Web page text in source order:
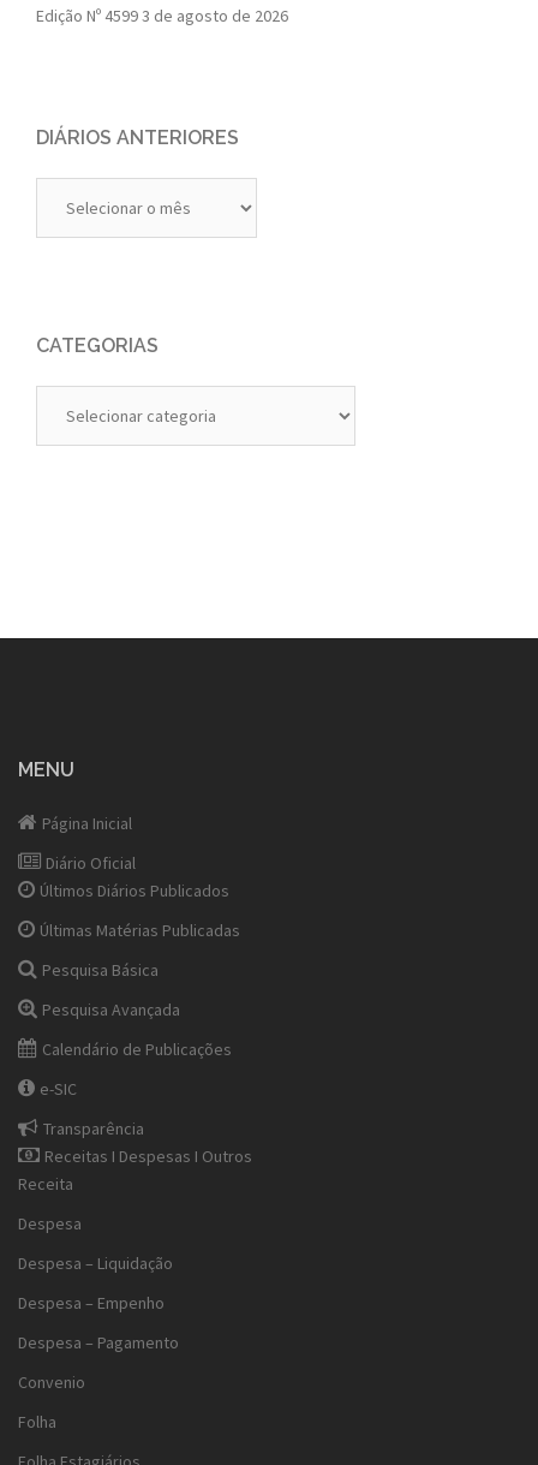
Edição Nº 45993 de agosto de 2026
DIÁRIOS ANTERIORES
Anteriores
CATEGORIAS
MENU
Página Inicial
Diário Oficial
Últimos Diários Publicados
Últimas Matérias Publicadas
Pesquisa Básica
Pesquisa Avançada
Calendário de Publicações
e-SIC
Transparência
Receitas I Despesas I Outros
Receita
Despesa
Despesa – Liquidação
Despesa – Empenho
Despesa – Pagamento
Convenio
Folha